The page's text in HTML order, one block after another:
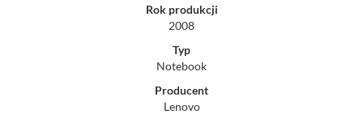
Rok produkcji
2008
Typ
Notebook
Producent
Lenovo